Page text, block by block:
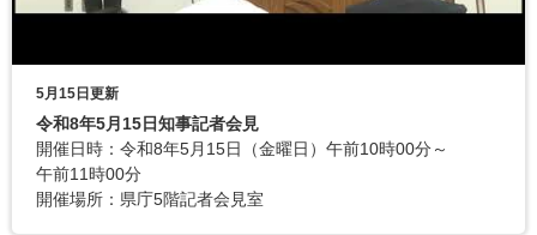
5月15日更新
令和8年5月15日知事記者会見
開催日時：令和8年5月15日（金曜日）午前10時00分～
午前11時00分
開催場所：県庁5階記者会見室